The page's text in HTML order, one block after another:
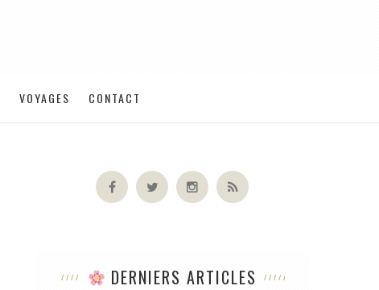
VOYAGES CONTACT
DERNIERS ARTICLES